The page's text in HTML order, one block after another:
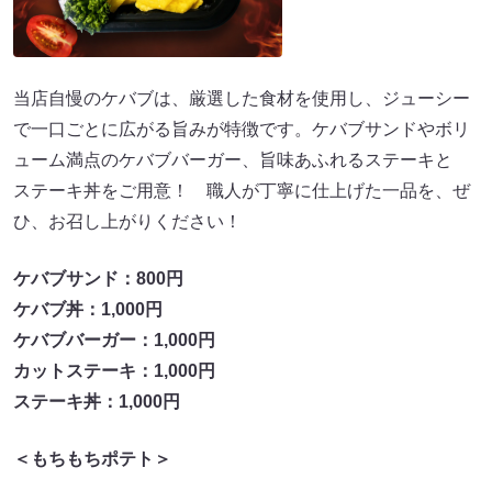
当店自慢のケバブは、厳選した食材を使用し、ジューシー
で一口ごとに広がる旨みが特徴です。ケバブサンドやボリ
ューム満点のケバブバーガー、旨味あふれるステーキと
ステーキ丼をご用意！ 職人が丁寧に仕上げた一品を、ぜ
ひ、お召し上がりください！
ケバブサンド：800円
ケバブ丼：1,000円
ケバブバーガー：1,000円
カットステーキ：1,000円
ステーキ丼：1,000円
＜もちもちポテト＞